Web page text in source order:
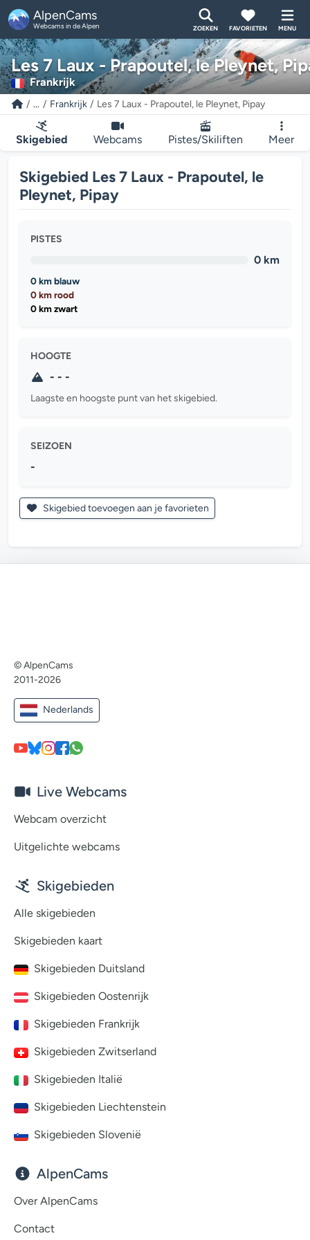
AlpenCams
Webcams in de Alpen ZOEKEN FAVORIETEN MENU
Les 7 Laux - Prapoutel, le Pleynet,
Frankrijk
... Frankrijk Les 7 Laux - Prapoutel, le Pleynet, Pipay
Skigebied Webcams Pistes/Skiliften Meer
Skigebied Les 7 Laux - Prapoutel, le
Pleynet, Pipay
PISTES
0 km
0 km blauw
0 km rood
0 km zwart
HOOGTE
- - -
Laagste en hoogste punt van het skigebied.
SEIZOEN
-
Skigebied toevoegen aan je favorieten
© AlpenCams
2011-2026
Nederlands
Live Webcams
Webcam overzicht
Uitgelichte webcams
Skigebieden
Alle skigebieden
Skigebieden kaart
Skigebieden Duitsland
Skigebieden Oostenrijk
Skigebieden Frankrijk
Skigebieden Zwitserland
Skigebieden Italië
Skigebieden Liechtenstein
Skigebieden Slovenië
AlpenCams
Over AlpenCams
Contact